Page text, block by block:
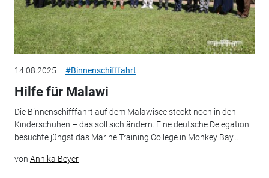
14.08.2025 #Binnenschifffahrt
Hilfe für Malawi
Die Binnenschifffahrt auf dem Malawisee steckt noch in den
Kinderschuhen – das soll sich ändern. Eine deutsche Delegation
besuchte jüngst das Marine Training College in Monkey Bay...
von Annika Beyer